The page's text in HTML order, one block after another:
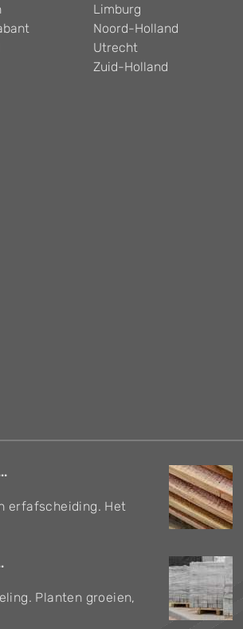
Limburg
Noord-Holland
Utrecht
Zuid-Holland
erfafscheiding. Het
Planten groeien,